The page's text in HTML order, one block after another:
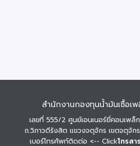
สำนักงานกองทุนน้ำมันเชื้อเ
เลขที่ 555/2 ศูนย์เอนเนอร์ยี่คอมเพล็ก
ถ.วิภาวดีรังสิต แขวงจตุจักร เขตจตุจัก
เบอร์โทรศัพท์ติดต่อ <-- Clickโทรสา